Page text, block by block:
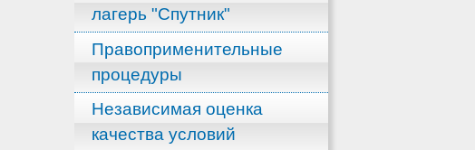
лагерь "Спутник"
Правоприменительные
процедуры
Независимая оценка
качества условий